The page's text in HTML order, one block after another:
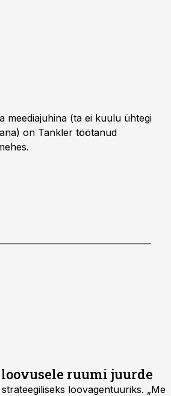
meediajuhina (ta ei kuulu ühtegi
on Tankler töötanud
ruumi juurde
loovagentuuriks. „Me